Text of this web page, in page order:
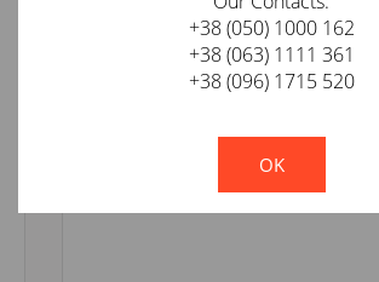
+38 (050) 1000 162
+38 (063) 1111 361
+38 (096) 1715 520
!
Not valid!
OK